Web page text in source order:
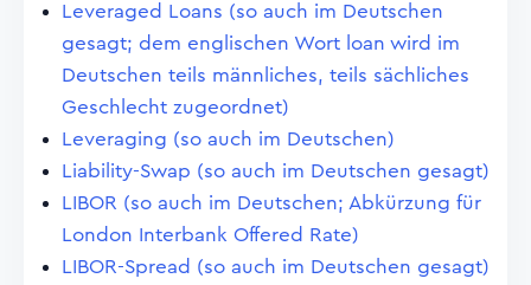
Leveraged Loans (so auch im Deutschen
gesagt; dem englischen Wort loan wird im
Deutschen teils männliches, teils sächliches
Geschlecht zugeordnet)
Leveraging (so auch im Deutschen)
Liability-Swap (so auch im Deutschen gesagt)
LIBOR (so auch im Deutschen; Abkürzung für
London Interbank Offered Rate)
LIBOR-Spread (so auch im Deutschen gesagt)